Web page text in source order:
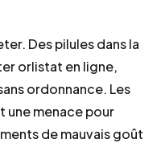
Des pilules dans la
orlistat en ligne,
ordonnance. Les
menace pour
de mauvais goût